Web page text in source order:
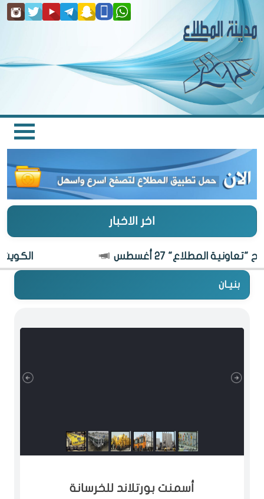
اخر الاخبار
المطلاع" 27 أغسطس الكويت
بنيـان
أسمنت بورتلاند للخرسانة